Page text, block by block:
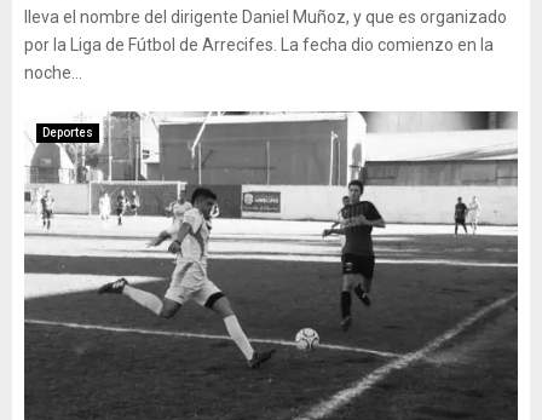
lleva el nombre del dirigente Daniel Muñoz, y que es organizado
por la Liga de Fútbol de Arrecifes. La fecha dio comienzo en la
noche...
Deportes